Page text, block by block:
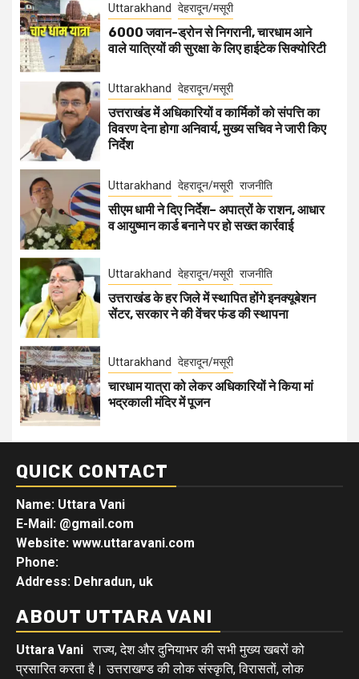
Uttarakhand देहरादून/मसूरी
6000 जवान-ड्रोन से निगरानी, चारधाम आने
वाले यात्रियों की सुरक्षा के लिए हाईटेक सिक्योरिटी
Uttarakhand देहरादून/मसूरी
उत्तराखंड में अधिकारियों व कार्मिकों को संपत्ति का
विवरण देना होगा अनिवार्य, मुख्य सचिव ने जारी किए
निर्देश
Uttarakhand देहरादून/मसूरी राजनीति
सीएम धामी ने दिए निर्देश– अपात्रों के राशन, आधार
व आयुष्मान कार्ड बनाने पर हो सख्त कार्रवाई
Uttarakhand देहरादून/मसूरी राजनीति
उत्तराखंड के हर जिले में स्थापित होंगे इनक्यूबेशन
सेंटर, सरकार ने की वेंचर फंड की स्थापना
Uttarakhand देहरादून/मसूरी
चारधाम यात्रा को लेकर अधिकारियों ने किया मां
भद्रकाली मंदिर में पूजन
QUICK CONTACT
Name: Uttara Vani
E-Mail: @gmail.com
Website: www.uttaravani.com
Phone:
Address: Dehradun, uk
ABOUT UTTARA VANI
Uttara Vani राज्य, देश और दुनियाभर की सभी मुख्य खबरों को
प्रसारित करता है। उत्तराखण्ड की लोक संस्कृति, विरासतों, लोक